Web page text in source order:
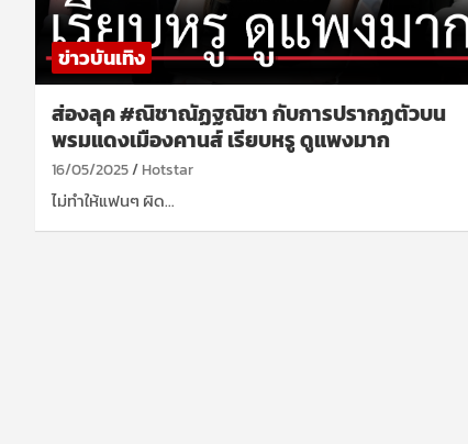
ข่าวบันเทิง
ส่องลุค #ณิชาณัฏฐณิชา กับการปรากฏตัวบน
พรมแดงเมืองคานส์ เรียบหรู ดูแพงมาก
16/05/2025 Hotstar
ไม่ทำให้แฟนๆ ผิด…